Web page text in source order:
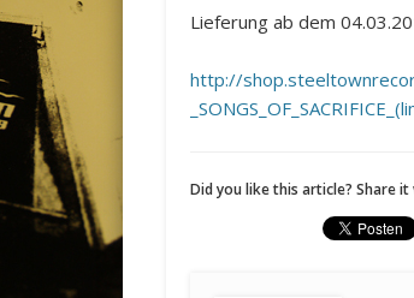
Lieferung ab dem
http://
Did you like this article? Share